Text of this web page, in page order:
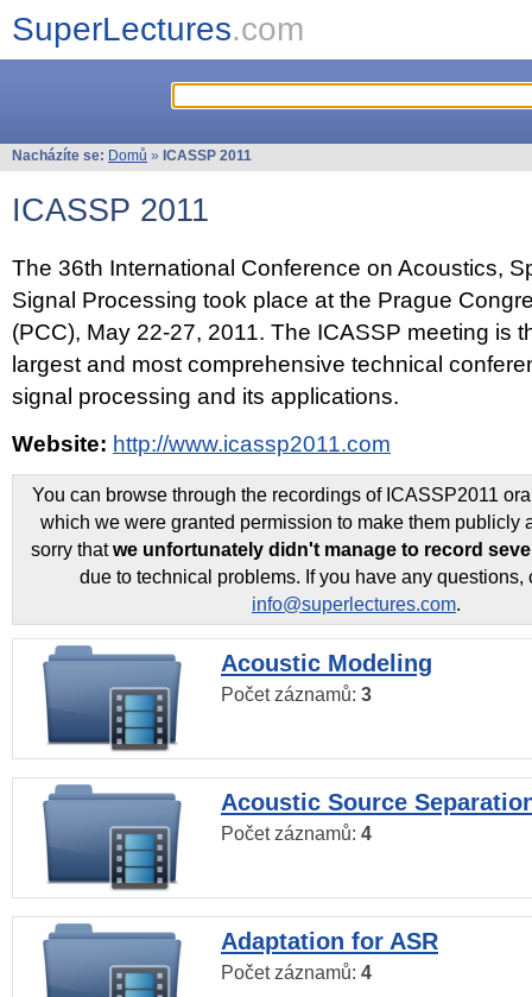
SuperLectures.com
Nacházíte se: Domů » ICASSP 2011
ICASSP 2011
The 36th International Conference on Acoustics,
Signal Processing took place at the Prague
(PCC), May 22-27, 2011. The ICASSP meeting is
largest and most comprehensive technical
signal processing and its applications.
Website: http://www.icassp2011.com
You can browse through the recordings of ICASSP2011
which we were granted permission to make them publicly
sorry thatwe unfortunately didn't manage to record
due to technical problems. If you have any questions,
info@superlectures.com.
Acoustic Modeling
Počet záznamů: 3
Acoustic Source
Počet záznamů: 4
Adaptation for ASR
Počet záznamů: 4